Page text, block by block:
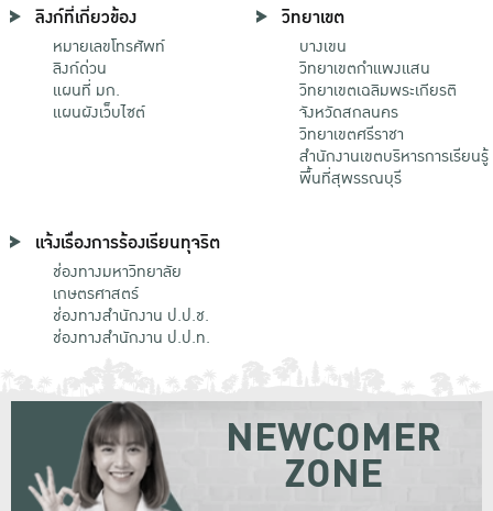
ลิงก์ที่เกี่ยวข้อง
หมายเลขโทรศัพท์
ลิงก์ด่วน
แผนที่ มก.
แผนผังเว็บไซต์
วิทยาเขต
บางเขน
วิทยาเขตกําแพงแสน
วิทยาเขตเฉลิมพระเกียรติ
จังหวัดสกลนคร
วิทยาเขตศรีราชา
สำนักงานเขตบริหารการเรียนรู้
พื้นที่สุพรรณบุรี
แจ้งเรื่องการร้องเรียนทุจริต
ช่องทางมหาวิทยาลัย
เกษตรศาสตร์
ช่องทางสำนักงาน ป.ป.ช.
ช่องทางสำนักงาน ป.ป.ท.
NEWCOMER
ZONE